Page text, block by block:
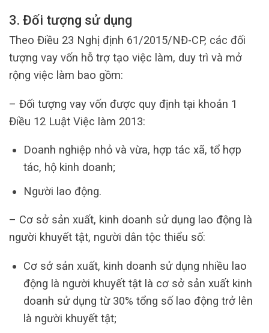
3. Đối tượng sử dụng
Theo Điều 23 Nghị định 61/2015/NĐ-CP, các đối
tượng vay vốn hỗ trợ tạo việc làm, duy trì và mở
rộng việc làm bao gồm:
– Đối tượng vay vốn được quy định tại khoản 1
Điều 12 Luật Việc làm 2013:
Doanh nghiệp nhỏ và vừa, hợp tác xã, tổ hợp
tác, hộ kinh doanh;
Người lao động.
– Cơ sở sản xuất, kinh doanh sử dụng lao động là
người khuyết tật, người dân tộc thiểu số:
Cơ sở sản xuất, kinh doanh sử dụng nhiều lao
động là người khuyết tật là cơ sở sản xuất kinh
doanh sử dụng từ 30% tổng số lao động trở lên
là người khuyết tật;